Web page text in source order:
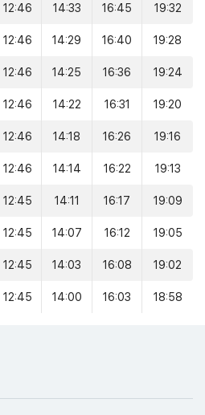
12:46 14:33 16:45 19:32
12:46 14:29 16:40 19:28
12:46 14:25 16:36 19:24
12:46 14:22 16:31 19:20
12:46 14:18 16:26 19:16
12:46 14:14 16:22 19:13
12:45 14:11 16:17 19:09
12:45 14:07 16:12 19:05
12:45 14:03 16:08 19:02
12:45 14:00 16:03 18:58